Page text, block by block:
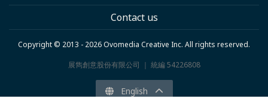
Contact us
Copyright © 2013 - 2026 Ovomedia Creative Inc. All rights reserved.
展雋創意股份有限公司 ｜ 統編 54226808
English